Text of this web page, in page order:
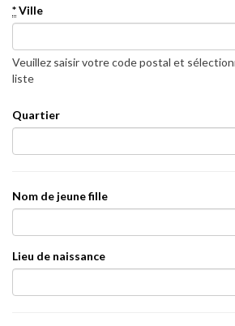
*Ville
Ville
Veuillez saisir votre code postal et
liste
Quartier
Nom de jeune fille
Lieu de naissance